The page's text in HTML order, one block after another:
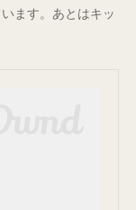
ます。あとはキッ